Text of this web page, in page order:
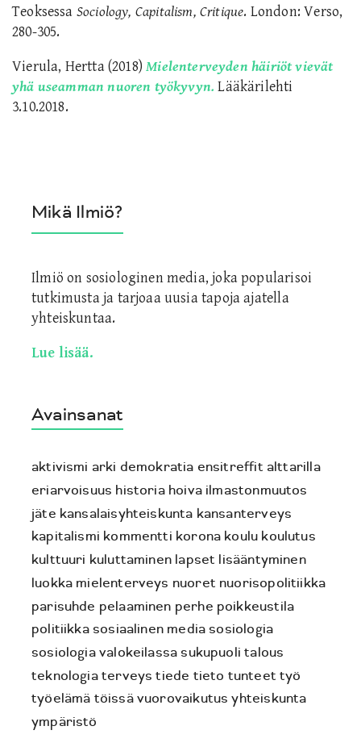
Mikä Ilmiö?
Ilmiö on sosiologinen media, joka popularisoi
tutkimusta ja tarjoaa uusia tapoja ajatella
yhteiskuntaa.
Lue lisää.
Avainsanat
aktivismi arki demokratia ensitreffit alttarilla
eriarvoisuus historia hoiva ilmastonmuutos
jäte kansalaisyhteiskunta kansanterveys
kapitalismi kommentti korona koulu koulutus
kulttuuri kuluttaminen lapset lisääntyminen
luokka mielenterveys nuoret nuorisopolitiikka
parisuhde pelaaminen perhe poikkeustila
politiikka sosiaalinen media sosiologia
sosiologia valokeilassa sukupuoli talous
teknologiaterveys tiede tieto tunteet työ
työelämä töissä vuorovaikutus yhteiskunta
ympäristö
Teoksessa Sociology, Capitalism, Critique. London: Verso,
280-305.
Vierula, Hertta (2018)Mielenterveyden häiriöt vievät
yhä useamman nuoren työkyvyn. Lääkärilehti
3.10.2018.